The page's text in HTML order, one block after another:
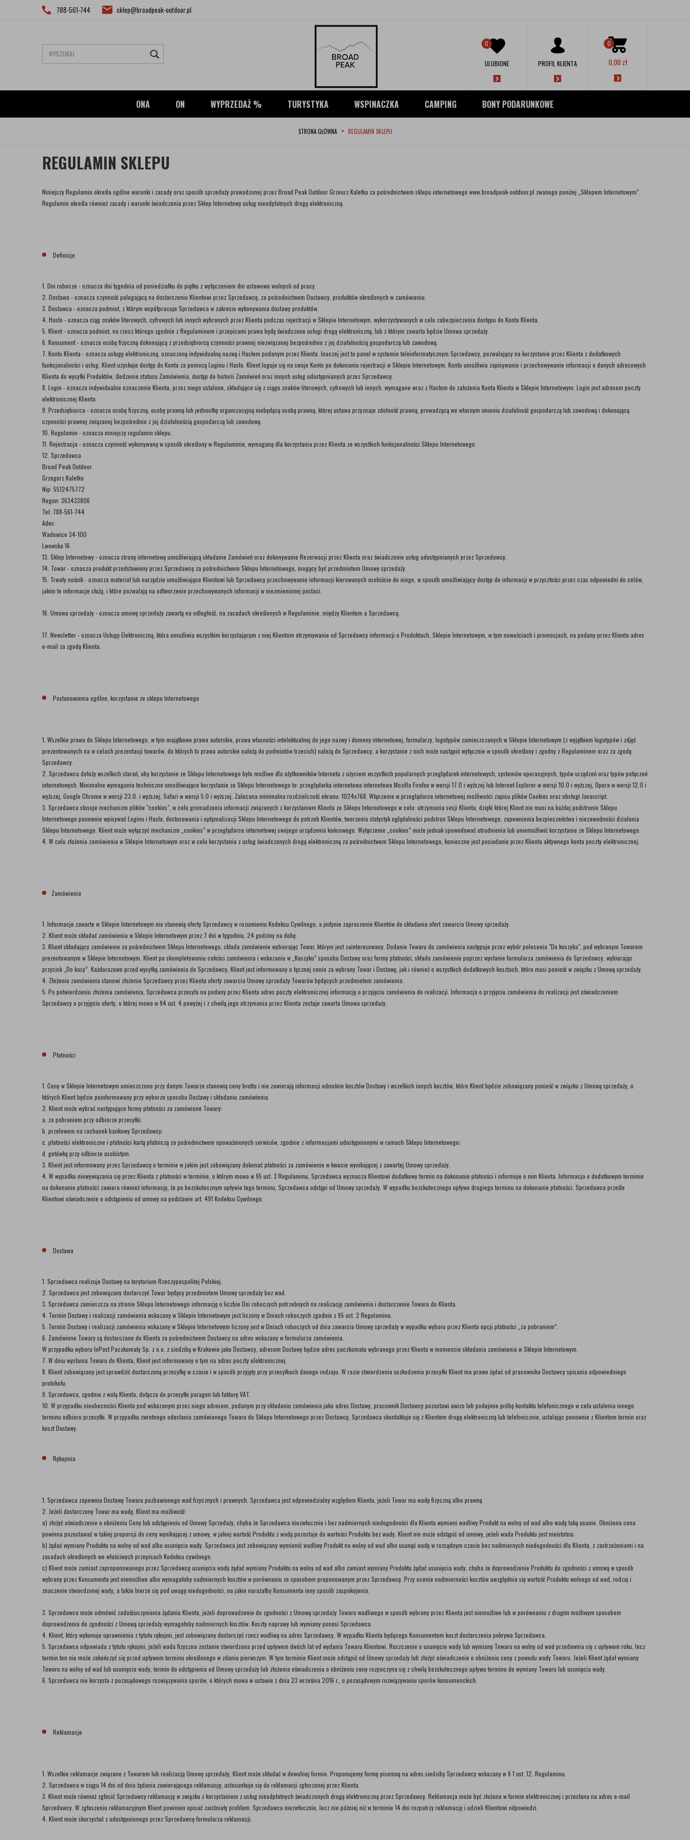
788-561-744 sklep@broadpeak-outdoor.pl
0
0,00zł
0
ULUBIONE PROFIL KLIENTA
ONA ON WYPRZEDAŻ % TURYSTYKA WSPINACZKA CAMPING BONY PODARUNKOWE
STRONA GŁÓWNA REGULAMIN SKLEPU
REGULAMIN SKLEPU
Niniejszy Regulamin określa ogólne warunki i zasady oraz sposób sprzedaży prowadzonej przez Broad Peak Outdoor Grzeorz Kaletka za pośrednictwem sklepu internetowego www.broadpeak-outdoor.pl zwanego poniżej „Sklepem Internetowym”.
Regulamin określa również zasady i warunki świadczenia przez Sklep Internetowy usług nieodpłatnych drogą elektroniczną.
Definicje
1. Dni robocze - oznacza dni tygodnia od poniedziałku do piątku z wyłączeniem dni ustawowo wolnych od pracy.
2. Dostawa - oznacza czynność polegającą na dostarczeniu Klientowi przez Sprzedawcę, za pośrednictwem Dostawcy, produktów określonych w zamówieniu.
3. Dostawca - oznacza podmiot, z którym współpracuje Sprzedawca w zakresie wykonywania dostawy produktów.
4. Hasło - oznacza ciąg znaków literowych, cyfrowych lub innych wybranych przez Klienta podczas rejestracji w Sklepie Internetowym, wykorzystywanych w celu zabezpieczenia dostępu do Konta Klienta.
5. Klient - oznacza podmiot, na rzecz którego zgodnie z Regulaminem i przepisami prawa będą świadczone usługi drogą elektroniczną, lub z którym zawarta będzie Umowa sprzedaży.
6. Konsument - oznacza osobę fizyczną dokonującą z przedsiębiorcą czynności prawnej niezwiązanej bezpośrednio z jej działalnością gospodarczą lub zawodową.
7. Konto Klienta - oznacza usługę elektroniczną, oznaczoną indywidualną nazwą i Hasłem podanym przez Klienta. Inaczej jest to panel w systemie teleinformatycznym Sprzedawcy, pozwalający na korzystanie przez Klienta z dodatkowych
funkcjonalności i usług. Klient uzyskuje dostęp do Konta za pomocą Loginu i Hasła. Klient loguje się na swoje Konto po dokonaniu rejestracji w Sklepie Internetowym. Konto umożliwia zapisywanie i przechowywanie informacji o danych adresowych
Klienta do wysyłki Produktów, śledzenie statusu Zamówienia, dostęp do historii Zamówień oraz innych usług udostępnianych przez Sprzedawcę.
8. Login - oznacza indywidualne oznaczenie Klienta, przez niego ustalone, składające się z ciągu znaków literowych, cyfrowych lub innych, wymagane wraz z Hasłem do założenia Konta Klienta w Sklepie Internetowym. Login jest adresem poczty
elektronicznej Klienta.
9. Przedsiębiorca - oznacza osobę fizyczną, osobę prawną lub jednostkę organizacyjną niebędącą osobą prawną, której ustawa przyznaje zdolność prawną, prowadzącą we własnym imieniu działalność gospodarczą lub zawodową i dokonującą
czynności prawnej związanej bezpośrednio z jej działalnością gospodarczą lub zawodową.
10. Regulamin - oznacza niniejszy regulamin sklepu.
11. Rejestracja - oznacza czynność wykonywaną w sposób określony w Regulaminie, wymaganą dla korzystania przez Klienta ze wszystkich funkcjonalności Sklepu Internetowego.
12. Sprzedawca
Broad Peak Outdoor
Grzegorz Kaletka
Nip: 5512475772
Regon: 363433806
Tel: 788-561-744
Ades:
Wadowice 34-100
Lwowska 16
13. Sklep Internetowy - oznacza stronę internetową umożliwiającą składanie Zamówień oraz dokonywanie Rezerwacji przez Klienta oraz świadczenie usług udostępnianych przez Sprzedawcę.
14. Towar - oznacza produkt przedstawiony przez Sprzedawcę za pośrednictwem Sklepu Internetowego, mogący być przedmiotem Umowy sprzedaży.
15. Trwały nośnik - oznacza materiał lub narzędzie umożliwiające Klientowi lub Sprzedawcy przechowywanie informacji kierowanych osobiście do niego, w sposób umożliwiający dostęp do informacji w przyszłości przez czas odpowiedni do celów,
jakim te informacje służą, i które pozwalają na odtworzenie przechowywanych informacji w niezmienionej postaci.
16. Umowa sprzedaży - oznacza umowę sprzedaży zawartą na odległość, na zasadach określonych w Regulaminie, między Klientem a Sprzedawcą.
17. Newsletter - oznacza Usługę Elektroniczną, która umożliwia wszystkim korzystającym z niej Klientom otrzymywanie od Sprzedawcy informacji o Produktach, Sklepie Internetowym, w tym nowościach i promocjach, na podany przez Klienta adres
e-mail za zgodą Klienta.
Postanowienia ogólne, korzystanie ze sklepu Internetowego
1. Wszelkie prawa do Sklepu Internetowego, w tym majątkowe prawa autorskie, prawa własności intelektualnej do jego nazwy i domeny internetowej, formularzy, logotypów zamieszczanych w Sklepie Internetowym (z wyjątkiem logotypów i zdjęć
prezentowanych na w celach prezentacji towarów, do których to prawa autorskie należą do podmiotów trzecich) należą do Sprzedawcy, a korzystanie z nich może nastąpić wyłącznie w sposób określony i zgodny z Regulaminem oraz za zgodą
Sprzedawcy.
2. Sprzedawca dołoży wszelkich starań, aby korzystanie ze Sklepu Internetowego było możliwe dla użytkowników Internetu z użyciem wszystkich popularnych przeglądarek internetowych, systemów operacyjnych, typów urządzeń oraz typów połączeń
internetowych. Minimalne wymagania techniczne umożliwiające korzystanie ze Sklepu Internetowego to: przeglądarka internetowa internetowa Mozilla Firefox w wersji 17.0 i wyższej lub Internet Explorer w wersji 10.0 i wyższej, Opera w wersji 12.0 i
wyższej, Google Chrome w wersji 23.0. i wyższej, Safari w wersji 5.0 i wyższej. Zalecana minimalna rozdzielczość ekranu: 1024x768. Włączenie w przeglądarce internetowej możliwości zapisu plików Cookies oraz obsługi Javascript.
3. Sprzedawca stosuje mechanizm plików "cookies", w celu gromadzenia informacji związanych z korzystaniem Klienta ze Sklepu Internetowego w celu: utrzymania sesji Klienta, dzięki której Klient nie musi na każdej podstronie Sklepu
Internetowego ponownie wpisywać Loginu i Hasła, dostosowania i optymalizacji Sklepu Internetowego do potrzeb Klientów, tworzenia statystyk oglądalności podstron Sklepu Internetowego, zapewnienia bezpieczeństwa i niezawodności działania
Sklepu Internetowego. Klient może wyłączyć mechanizm „cookies” w przeglądarce internetowej swojego urządzenia końcowego. Wyłączenie „cookies” może jednak spowodować utrudnienia lub uniemożliwić korzystanie ze Sklepu Internetowego.
4. W celu złożenia zamówienia w Sklepie Internetowym oraz w celu korzystania z usług świadczonych drogą elektroniczną za pośrednictwem Sklepu Internetowego, konieczne jest posiadanie przez Klienta aktywnego konta poczty elektronicznej.
Zamówienia
1. Informacje zawarte w Sklepie Internetowym nie stanowią oferty Sprzedawcy w rozumieniu Kodeksu Cywilnego, a jedynie zaproszenie Klientów do składania ofert zawarcia Umowy sprzedaży.
2. Klient może składać zamówienia w Sklepie Internetowym przez 7 dni w tygodniu, 24 godziny na dobę.
3. Klient składający zamówienie za pośrednictwem Sklepu Internetowego, składa zamówienie wybierając Towar, którym jest zainteresowany. Dodanie Towaru do zamówienia następuje przez wybór polecenia "Do koszyka", pod wybranym Towarem
prezentowanym w Sklepie Internetowym. Klient po skompletowaniu całości zamówienia i wskazaniu w „Koszyku” sposobu Dostawy oraz formy płatności, składa zamówienie poprzez wysłanie formularza zamówienia do Sprzedawcy, wybierając
przycisk „Do kasy”. Każdorazowo przed wysyłką zamówienia do Sprzedawcy, Klient jest informowany o łącznej cenie za wybrany Towar i Dostawę, jak i również o wszystkich dodatkowych kosztach, które musi ponieść w związku z Umową sprzedaży.
4. Złożenie zamówienia stanowi złożenie Sprzedawcy przez Klienta oferty zawarcia Umowy sprzedaży Towarów będących przedmiotem zamówienia.
5. Po potwierdzeniu złożenia zamówienia, Sprzedawca przesyła na podany przez Klienta adres poczty elektronicznej informację o przyjęciu zamówienia do realizacji. Informacja o przyjęciu zamówienia do realizacji jest oświadczeniem
Sprzedawcy o przyjęciu oferty, o której mowa w §4 ust. 4 powyżej i z chwilą jego otrzymania przez Klienta zostaje zawarta Umowa sprzedaży.
Płatności
1. Ceny w Sklepie Internetowym umieszczone przy danym Towarze stanowią ceny brutto i nie zawierają informacji odnośnie kosztów Dostawy i wszelkich innych kosztów, które Klient będzie zobowiązany ponieść w związku z Umową sprzedaży, o
których Klient będzie poinformowany przy wyborze sposobu Dostawy i składaniu zamówienia.
2. Klient może wybrać następujące formy płatności za zamówione Towary:
a. za pobraniem przy odbiorze przesyłki;
b. przelewem na rachunek bankowy Sprzedawcy;
c. płatności elektroniczne i płatności kartą płatniczą za pośrednictwem upoważnionych serwisów, zgodnie z informacjami udostępnionymi w ramach Sklepu Internetowego;
d. gotówką przy odbiorze osobistym.
3. Klient jest informowany przez Sprzedawcę o terminie w jakim jest zobowiązany dokonać płatności za zamówienie w kwocie wynikającej z zawartej Umowy sprzedaży.
4. W wypadku niewywiązania się przez Klienta z płatności w terminie, o którym mowa w §5 ust. 3 Regulaminu, Sprzedawca wyznacza Klientowi dodatkowy termin na dokonanie płatności i informuje o nim Klienta. Informacja o dodatkowym terminie
na dokonanie płatności zawiera również informację, że po bezskutecznym upływie tego terminu, Sprzedawca odstąpi od Umowy sprzedaży. W wypadku bezskutecznego upływu drugiego terminu na dokonanie płatności, Sprzedawca prześle
Klientowi oświadczenie o odstąpieniu od umowy na podstawie art. 491 Kodeksu Cywilnego.
Dostawa
1. Sprzedawca realizuje Dostawę na terytorium Rzeczypospolitej Polskiej.
2. Sprzedawca jest zobowiązany dostarczyć Towar będący przedmiotem Umowy sprzedaży bez wad.
3. Sprzedawca zamieszcza na stronie Sklepu Internetowego informację o liczbie Dni roboczych potrzebnych na realizację zamówienia i dostarczenie Towaru do Klienta.
4. Termin Dostawy i realizacji zamówienia wskazany w Sklepie Internetowym jest liczony w Dniach roboczych zgodnie z §5 ust. 2 Regulaminu.
5. Termin Dostawy i realizacji zamówienia wskazany w Sklepie Internetowym liczony jest w Dniach roboczych od dnia zawarcia Umowy sprzedaży w wypadku wyboru przez Klienta opcji płatności „za pobraniem”.
6. Zamówione Towary są dostarczane do Klienta za pośrednictwem Dostawcy na adres wskazany w formularzu zamówienia.
W przypadku wyboru InPost Paczkomaty Sp. z o.o. z siedzibą w Krakowie jako Dostawcy, adresem Dostawy będzie adres paczkomatu wybranego przez Klienta w momencie składania zamówienia w Sklepie Internetowym.
7. W dniu wysłania Towaru do Klienta, Klient jest informowany o tym na adres poczty elektronicznej.
8. Klient zobowiązany jest sprawdzić dostarczoną przesyłkę w czasie i w sposób przyjęty przy przesyłkach danego rodzaju. W razie stwierdzenia uszkodzenia przesyłki Klient ma prawo żądać od pracownika Dostawcy spisania odpowiedniego
protokołu.
9. Sprzedawca, zgodnie z wolą Klienta, dołącza do przesyłki paragon lub fakturę VAT.
10. W przypadku nieobecności Klienta pod wskazanym przez niego adresem, podanym przy składaniu zamówienia jako adres Dostawy, pracownik Dostawcy pozostawi awizo lub podejmie próbę kontaktu telefonicznego w celu ustalenia innego
terminu odbioru przesyłki. W przypadku zwrotnego odesłania zamówionego Towaru do Sklepu Internetowego przez Dostawcę, Sprzedawca skontaktuje się z Klientem drogą elektroniczną lub telefonicznie, ustalając ponownie z Klientem termin oraz
koszt Dostawy.
Rękojmia
1. Sprzedawca zapewnia Dostawę Towaru pozbawionego wad fizycznych i prawnych. Sprzedawca jest odpowiedzialny względem Klienta, jeżeli Towar ma wadę fizyczną albo prawną.
2. Jeżeli dostarczony Towar ma wadę, Klient ma możliwość:
a) złożyć oświadczenie o obniżeniu Ceny lub odstąpieniu od Umowy Sprzedaży, chyba że Sprzedawca niezwłocznie i bez nadmiernych niedogodności dla Klienta wymieni wadliwy Produkt na wolny od wad albo wadę taką usunie. Obniżona cena
powinna pozostawać w takiej proporcji do ceny wynikającej z umowy, w jakiej wartość Produktu z wadą pozostaje do wartości Produktu bez wady. Klient nie może odstąpić od umowy, jeżeli wada Produktu jest nieistotna;
b) żądać wymiany Produktu na wolny od wad albo usunięcia wady. Sprzedawca jest zobowiązany wymienić wadliwy Produkt na wolny od wad albo usunąć wadę w rozsądnym czasie bez nadmiernych niedogodności dla Klienta, z zastrzeżeniami i na
zasadach określonych we właściwych przepisach Kodeksu cywilnego.
c) Klient może zamiast zaproponowanego przez Sprzedawcę usunięcia wady żądać wymiany Produktu na wolny od wad albo zamiast wymiany Produktu żądać usunięcia wady, chyba że doprowadzenie Produktu do zgodności z umową w sposób
wybrany przez Konsumenta jest niemożliwe albo wymagałoby nadmiernych kosztów w porównaniu ze sposobem proponowanym przez Sprzedawcę. Przy ocenie nadmierności kosztów uwzględnia się wartość Produktu wolnego od wad, rodzaj i
znaczenie stwierdzonej wady, a także bierze się pod uwagę niedogodności, na jakie narażałby Konsumenta inny sposób zaspokojenia.
3. Sprzedawca może odmówić zadośćuczynienia żądaniu Klienta, jeżeli doprowadzenie do zgodności z Umową sprzedaży Towaru wadliwego w sposób wybrany przez Klienta jest niemożliwe lub w porównaniu z drugim możliwym sposobem
doprowadzenia do zgodności z Umową sprzedaży wymagałoby nadmiernych kosztów. Koszty naprawy lub wymiany ponosi Sprzedawca.
4. Klient, który wykonuje uprawnienia z tytułu rękojmi, jest zobowiązany dostarczyć rzecz wadliwą na adres Sprzedawcy. W wypadku Klienta będącego Konsumentem koszt dostarczenia pokrywa Sprzedawca.
5. Sprzedawca odpowiada z tytułu rękojmi, jeżeli wada fizyczna zostanie stwierdzona przed upływem dwóch lat od wydania Towaru Klientowi. Roszczenie o usunięcie wady lub wymianę Towaru na wolny od wad przedawnia się z upływem roku, lecz
termin ten nie może zakończyć się przed upływem terminu określonego w zdaniu pierwszym. W tym terminie Klient może odstąpić od Umowy sprzedaży lub złożyć oświadczenie o obniżeniu ceny z powodu wady Towaru. Jeżeli Klient żądał wymiany
Towaru na wolny od wad lub usunięcia wady, termin do odstąpienia od Umowy sprzedaży lub złożenia oświadczenia o obniżeniu ceny rozpoczyna się z chwilą bezskutecznego upływu terminu do wymiany Towaru lub usunięcia wady.
6. Sprzedawca nie korzysta z pozasądowego rozwiązywania sporów, o których mowa w ustawie z dnia 23 września 2016 r., o pozasądowym rozwiązywaniu sporów konsumenckich.
Reklamacje
1. Wszelkie reklamacje związane z Towarem lub realizacją Umowy sprzedaży, Klient może składać w dowolnej formie. Proponujemy formę pisemną na adres siedziby Sprzedawcy wskazany w § 1 ust. 12. Regulaminu.
2. Sprzedawca w ciągu 14 dni od dnia żądania zawierającego reklamację, ustosunkuje się do reklamacji zgłoszonej przez Klienta.
3. Klient może również zgłosić Sprzedawcy reklamację w związku z korzystaniem z usług nieodpłatnych świadczonych drogą elektroniczną przez Sprzedawcę. Reklamacja może być złożona w formie elektronicznej i przesłana na adres e-mail
Sprzedawcy. W zgłoszeniu reklamacyjnym Klient powinien opisać zaistniały problem. Sprzedawca niezwłocznie, lecz nie później niż w terminie 14 dni rozpatrzy reklamację i udzieli Klientowi odpowiedzi.
4. Klient może skorzystać z udostępnionego przez Sprzedawcę formularza reklamacji.